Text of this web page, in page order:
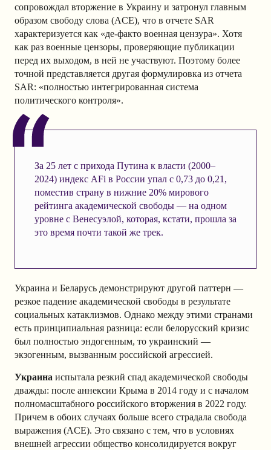
сопровождал вторжение в Украину и затронул главным
образом свободу слова (ACE), что в отчете SAR
характеризуется как «де-факто военная цензура». Хотя
как раз военные цензоры, проверяющие публикации
перед их выходом, в ней не участвуют. Поэтому более
точной представляется другая формулировка из отчета
SAR: «полностью интегрированная система
политического контроля».
За 25 лет с прихода Путина к власти (2000–
2024) индекс AFi в России упал с 0,73 до 0,21,
поместив страну в нижние 20% мирового
рейтинга академической свободы — на одном
уровне с Венесуэлой, которая, кстати, прошла за
это время почти такой же трек.
Украина и Беларусь демонстрируют другой паттерн —
резкое падение академической свободы в результате
социальных катаклизмов. Однако между этими странами
есть принципиальная разница: если белорусский кризис
был полностью эндогенным, то украинский —
экзогенным, вызванным российской агрессией.
Украина испытала резкий спад академической свободы
дважды: после аннексии Крыма в 2014 году и с началом
полномасштабного российского вторжения в 2022 году.
Причем в обоих случаях больше всего страдала свобода
выражения (ACE). Это связано с тем, что в условиях
внешней агрессии общество консолидируется вокруг